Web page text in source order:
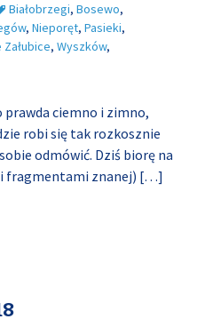
Białobrzegi, Bosewo,
, Nieporęt, Pasieki,
, Wyszków,
prawda ciemno i zimno,
robi się tak rozkosznie
odmówić. Dziś biorę na
fragmentami znanej) […]